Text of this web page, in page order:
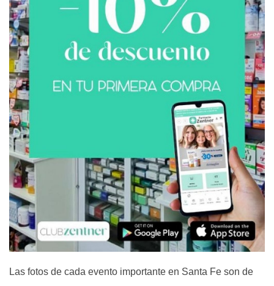
Las fotos de cada evento importante en Santa Fe son de